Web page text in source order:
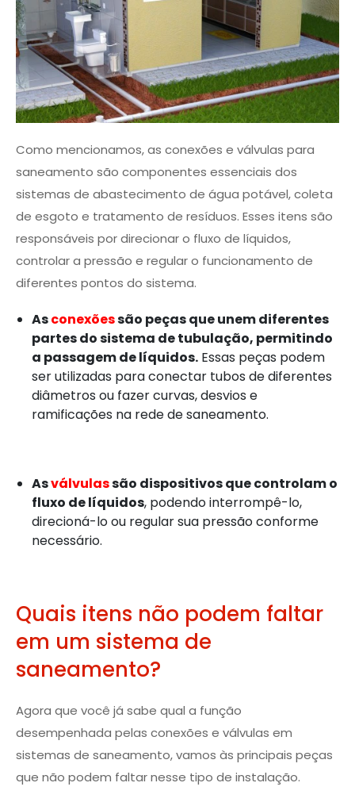
Como mencionamos, as conexões e válvulas para
saneamento são componentes essenciais dos
sistemas de abastecimento de água potável, coleta
de esgoto e tratamento de resíduos. Esses itens são
responsáveis por direcionar o fluxo de líquidos,
controlar a pressão e regular o funcionamento de
diferentes pontos do sistema.
Asconexõessão peças que unem diferentes
partes do sistema de tubulação, permitindo
a passagem de líquidos. Essas peças podem
ser utilizadas para conectar tubos de diferentes
diâmetros ou fazer curvas, desvios e
ramificações na rede de saneamento.
Asválvulassão dispositivos que controlam o
fluxo de líquidos, podendo interrompê-lo,
direcioná-lo ou regular sua pressão conforme
necessário.
Quais itens não podem faltar
em um sistema de
saneamento?
Agora que você já sabe qual a função
desempenhada pelas conexões e válvulas em
sistemas de saneamento, vamos às principais peças
que não podem faltar nesse tipo de instalação.